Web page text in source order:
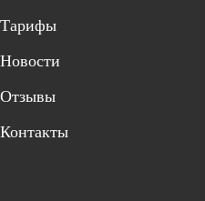
Тарифы
Новости
Отзывы
Контакты